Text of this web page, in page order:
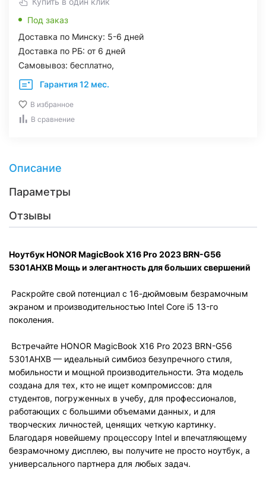
Под заказ
Доставка по Минску: 5-6 дней
Доставка по РБ: от 6 дней
Самовывоз: бесплатно,
Гарантия 12 мес.
В избранное
В сравнение
Описание
Параметры
Отзывы
Ноутбук HONOR MagicBook X16 Pro 2023 BRN-G56
5301AHXBМощь и элегантность для больших свершений
Раскройте свой потенциал с 16-дюймовым безрамочным
экраном и производительностью Intel Core i5 13-го
поколения.
Встречайте HONOR MagicBook X16 Pro 2023 BRN-G56
5301AHXB — идеальный симбиоз безупречного стиля,
мобильности и мощной производительности. Эта модель
создана для тех, кто не ищет компромиссов: для
студентов, погруженных в учебу, для профессионалов,
работающих с большими объемами данных, и для
творческих личностей, ценящих четкую картинку.
Благодаря новейшему процессору Intel и впечатляющему
безрамочному дисплею, вы получите не просто ноутбук, а
универсального партнера для любых задач.